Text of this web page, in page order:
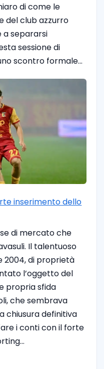
di come le
del club azzurro
a separarsi
sessione di
scontro formale…
inserimento dello
di mercato che
Il talentuoso
2004, di proprietà
l’oggetto del
propria sfida
che sembrava
chiusura definitiva
i conti con il forte